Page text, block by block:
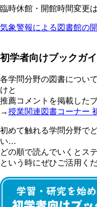
臨時休館・開館時間変更
気象警報による図書館の
初学者向けブックガ
各学問分野の図書につい
けと
推薦コメントを掲載した
→授業関連図書コーナー
初めて触れる学問分野で
い…
どの順で読んでいくとス
という時にぜひご活用く